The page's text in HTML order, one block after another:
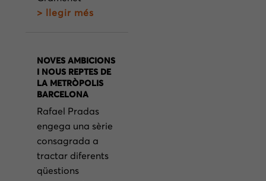
> llegir més
NOVES AMBICIONS
I NOUS REPTES DE
LA METRÒPOLIS
BARCELONA
Rafael Pradas
engega una sèrie
consagrada a
tractar diferents
qüestions